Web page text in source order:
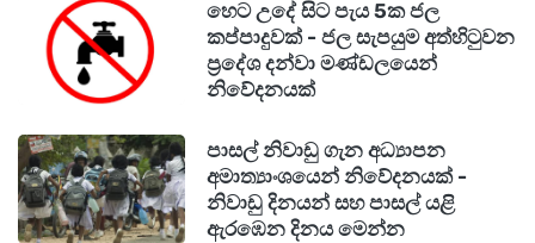
හෙට උදේ සිට පැය 5ක ජල
කප්පාදුවක් - ජල සැපයුම අත්හිටුවන
ප්‍රදේශ දන්වා මණ්ඩලයෙන්
නිවේදනයක්
පාසල් නිවාඩු ගැන අධ්‍යාපන
අමාත්‍යාංශයෙන් නිවේදනයක් -
නිවාඩු දිනයන් සහ පාසල් යළි
ඇරඹෙන දිනය මෙන්න